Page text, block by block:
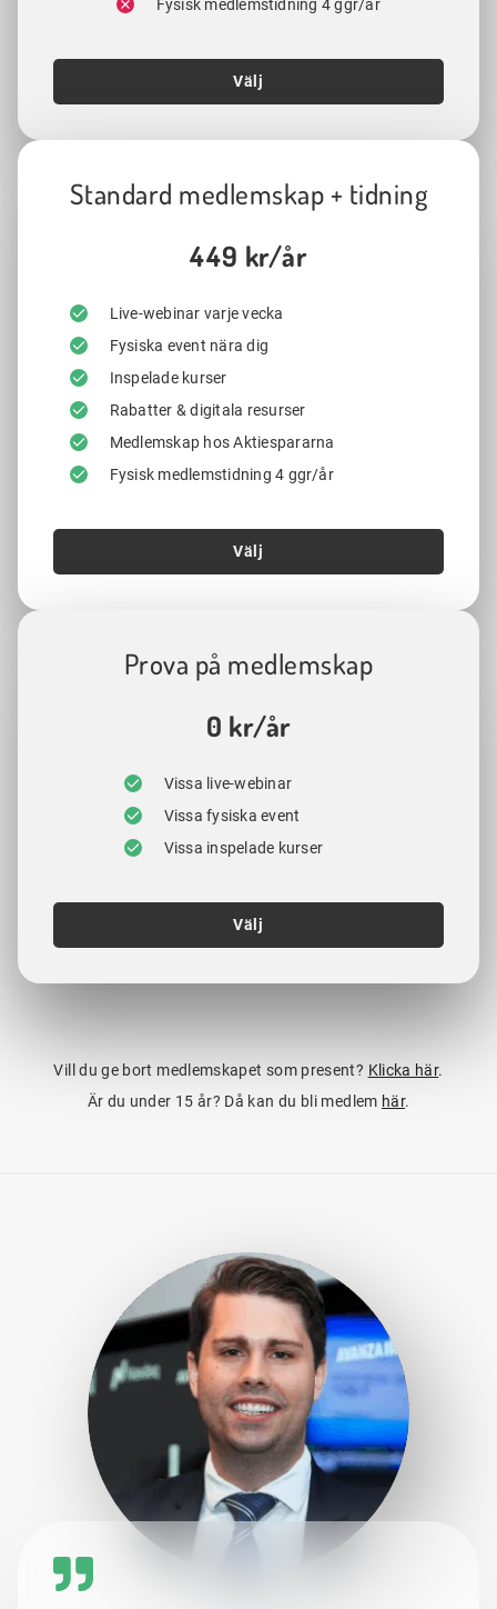
Fysisk medlemstidning 4 ggr/år
Välj
Standard medlemskap + tidning
449 kr/år
Live-webinar varje vecka
Fysiska event nära dig
Inspelade kurser
Rabatter & digitala resurser
Medlemskap hos Aktiespararna
Fysisk medlemstidning 4 ggr/år
Välj
Prova på medlemskap
0 kr/år
Vissa live-webinar
Vissa fysiska event
Vissa inspelade kurser
Välj
Vill du ge bort medlemskapet som present? Klicka här.
Är du under 15 år? Då kan du bli medlem här.